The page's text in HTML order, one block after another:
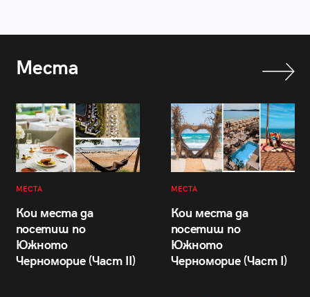
Места
МЕСТА
Кои места да
посетиш по
Южното
Черноморие (Част II)
МЕСТА
Кои места да
посетиш по
Южното
Черноморие (Част I)